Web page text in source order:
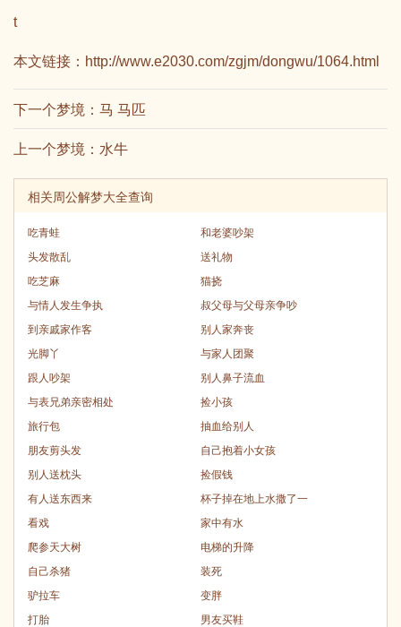
t
本文链接： http://www.e2030.com/zgjm/dongwu/1064.html
下一个梦境： 马 马匹
上一个梦境： 水牛
相关周公解梦大全查询
吃青蛙
和老婆吵架
头发散乱
送礼物
吃芝麻
猫挠
与情人发生争执
叔父母与父母亲争吵
到亲戚家作客
别人家奔丧
光脚丫
与家人团聚
跟人吵架
别人鼻子流血
与表兄弟亲密相处
捡小孩
旅行包
抽血给别人
朋友剪头发
自己抱着小女孩
别人送枕头
捡假钱
有人送东西来
杯子掉在地上水撒了一
看戏
家中有水
爬参天大树
电梯的升降
自己杀猪
装死
驴拉车
变胖
打胎
男友买鞋